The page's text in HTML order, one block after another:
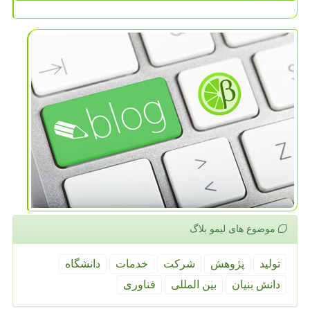
موضوع های لیمو بلاگ
تولید پژوهش شركت خدمات
دانشگاه
دانش بنیان
بین المللی فناوری